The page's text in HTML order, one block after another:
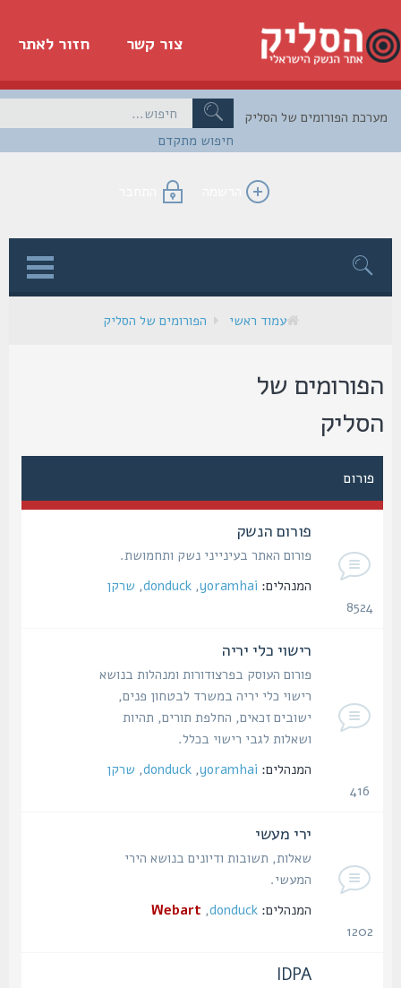
חזור לאתר צור קשר
חיפוש מתקדם
הפורומים של הסליק
הרשמה התחבר
עמוד ראשי הפורומים של הסליק
של
פורום
פורום הנשק
פורום האתר בעינייני נשק ותחמושת.
המנהלים: yoramhai
,
donduck
,שרקן
8524
רישוי כלי יריה
פורום העוסק בפרצודורות ומנהלות בנושא
רישוי כלי יריה במשרד לבטחון פנים,
ישובים זכאים, החלפת תורים, תהיות
ושאלות לגבי רישוי בכלל.
המנהלים: yoramhai
,
donduck
,שרקן
ירי מעשי
שאלות, תשובות ודיונים בנושא הירי
המעשי.
המנהלים: donduck
,
Webart
IDPA